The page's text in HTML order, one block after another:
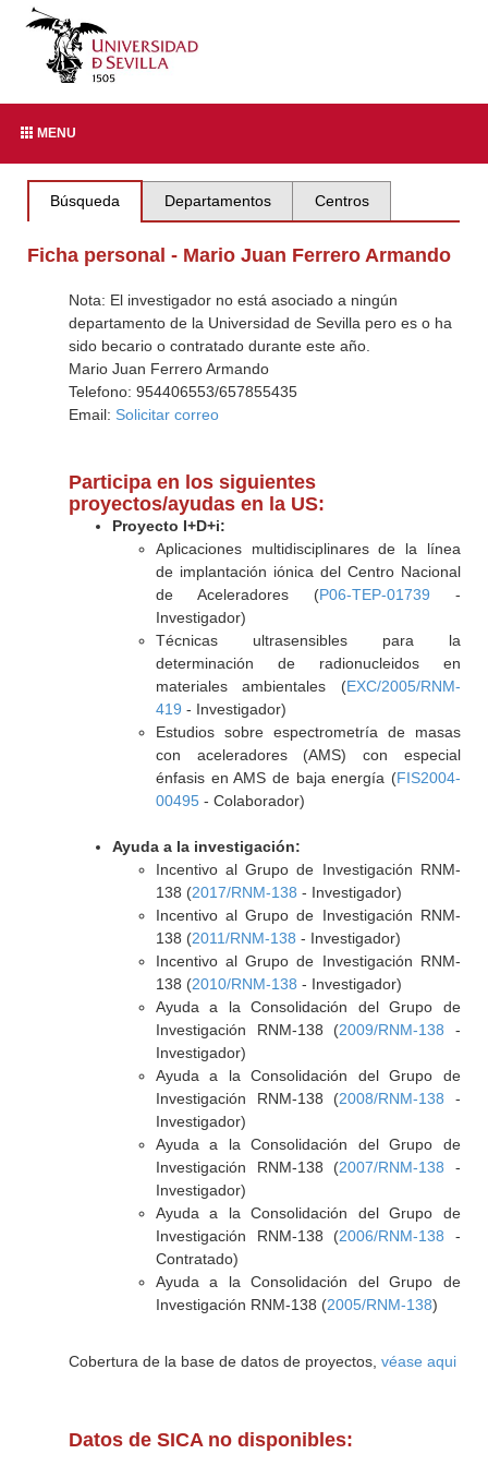
MENU
Búsqueda Departamentos Centros
Ficha personal - Mario Juan Ferrero Armando
Nota: El investigador no está asociado a ningún
departamento de la Universidad de Sevilla pero es o ha
sido becario o contratado durante este año.
Mario Juan Ferrero Armando
Telefono: 954406553/657855435
Email: Solicitar correo
Participa en los siguientes
proyectos/ayudas en la US:
Proyecto I+D+i:
Aplicaciones multidisciplinares de la línea
de implantación iónica del Centro Nacional
de Aceleradores (P06-TEP-01739 -
Investigador)
Técnicas ultrasensibles para la
determinación de radionucleidos en
materiales ambientales (EXC/2005/RNM-
419 - Investigador)
Estudios sobre espectrometría de masas
con aceleradores (AMS) con especial
énfasis en AMS de baja energía (FIS2004-
00495- Colaborador)
Ayuda a la investigación:
Incentivo al Grupo de Investigación RNM-
138 (2017/RNM-138 - Investigador)
Incentivo al Grupo de Investigación RNM-
138 (2011/RNM-138 - Investigador)
Incentivo al Grupo de Investigación RNM-
138 (2010/RNM-138 - Investigador)
Ayuda a la Consolidación del Grupo de
Investigación RNM-138 (2009/RNM-138 -
Investigador)
Ayuda a la Consolidación del Grupo de
Investigación RNM-138 (2008/RNM-138 -
Investigador)
Ayuda a la Consolidación del Grupo de
Investigación RNM-138 (2007/RNM-138 -
Investigador)
Ayuda a la Consolidación del Grupo de
Investigación RNM-138 (2006/RNM-138 -
Contratado)
Ayuda a la Consolidación del Grupo de
Investigación RNM-138 (2005/RNM-138)
Cobertura de la base de datos de proyectos, véase aqui
Datos de SICA no disponibles: